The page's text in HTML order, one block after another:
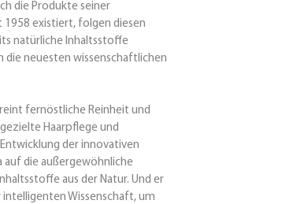
die Produkte seiner
1958 existiert, folgen diesen
natürliche Inhaltsstoffe
die neuesten wissenschaftlichen
fernöstliche Reinheit und
Haarpflege und
der innovativen
auf die außergewöhnliche
aus der Natur. Und er
Wissenschaft, um